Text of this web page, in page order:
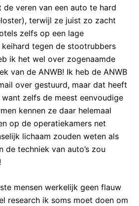
veren van een auto te hard
terwijl ze juist zo zacht
zelfs op een lage
tegen de stootrubbers
ik het wel over zogenaamde
van de ANWB! Ik heb de ANWB
over gestuurd, maar dat heeft
zelfs de meest eenvoudige
kennen ze daar helemaal
op de operatiekamers net
lichaam zouden weten als
de techniek van auto’s zou
mensen werkelijk geen flauw
research ik soms moet doen om